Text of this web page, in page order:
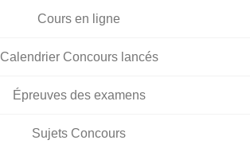
Cours en ligne
Calendrier Concours lancés
Épreuves des examens
Sujets Concours